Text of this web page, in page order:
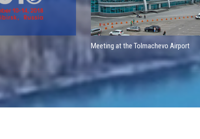
Meeting at the Tolmachevo Airport